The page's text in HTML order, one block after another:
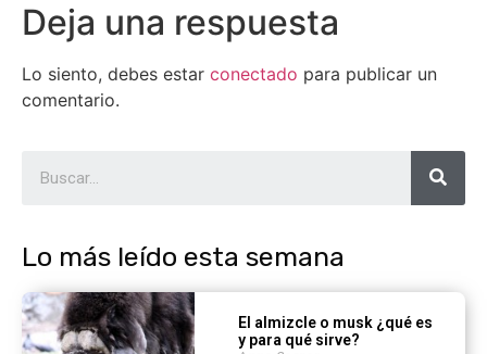
Deja una respuesta
Lo siento, debes estar conectado para publicar un
comentario.
Lo más leído esta semana
El almizcle o musk ¿qué es
y para qué sirve?